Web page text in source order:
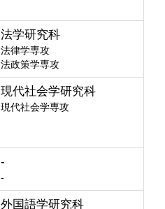
法学研究科
法律学専攻
法政策学専攻
現代社会学研究科
現代社会学専攻
-
-
外国語学研究科